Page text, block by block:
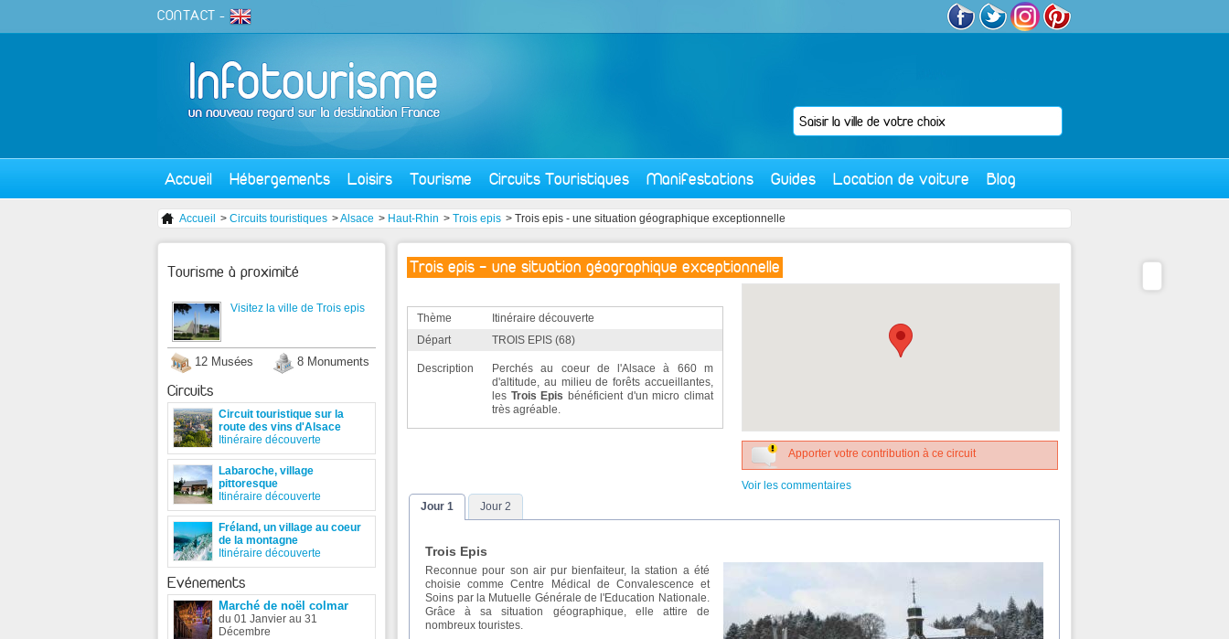
CONTACT -
Accueil Hébergements Loisirs Tourisme Circuits Touristiques Manifestations Guides Location de voiture Blog
Accueil > Circuits touristiques >Alsace > Haut-Rhin > Trois epis > Trois epis - une situation géographique exceptionnelle
Trois epis - une situation géographique exceptionnelle
Thème
Itinéraire découverte
Départ
TROIS EPIS (68)
Description
Perchés au coeur de l'Alsace à 660 m
d'altitude, au milieu de forêts accueillantes,
les Trois Epis bénéficient d'un micro climat
très agréable.
Apporter votre contribution à ce circuit
Voir les commentaires
Jour 1
Jour 2
Trois Epis
Reconnue pour son air pur bienfaiteur, la station a été
choisie comme Centre Médical de Convalescence et
Soins par la Mutuelle Générale de l'Education Nationale.
Grâce à sa situation géographique, elle attire de
nombreux touristes.
Tourisme à proximité
Visitez la ville de Trois epis
12 Musées 8 Monuments
Circuits
Circuit touristique sur la
route des vins d'Alsace
Itinéraire découverte
Labaroche, village
pittoresque
Itinéraire découverte
Fréland, un village au coeur
de la montagne
Itinéraire découverte
Evénements
Marché de noël colmar
du 01 Janvier au 31
Décembre